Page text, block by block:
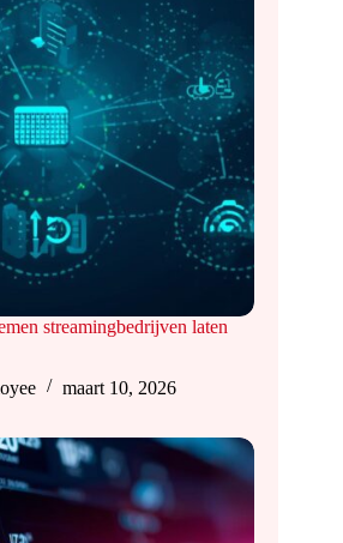
streamingbedrijven laten
maart 10, 2026